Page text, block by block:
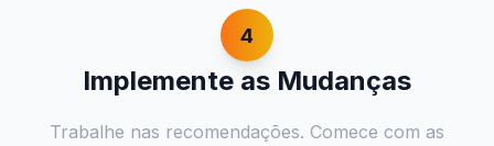
4
Implemente as Mudanças
Trabalhe nas recomendações. Comece com as